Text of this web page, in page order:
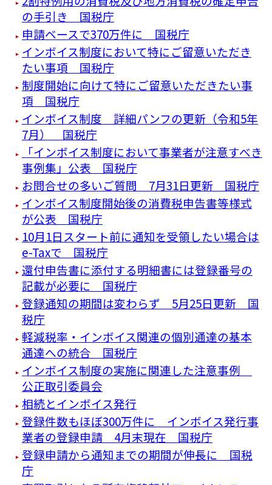
の手引き 国税庁
申請ベースで370万件に 国税庁
インボイス制度において特にご留意いただき
たい事項 国税庁
制度開始に向けて特にご留意いただきたい事
項 国税庁
インボイス制度 詳細パンフの更新（令和5年
7月） 国税庁
「インボイス制度において事業者が注意すべき
事例集」公表 国税庁
お問合せの多いご質問 7月31日更新 国税庁
インボイス制度開始後の消費税申告書等様式
が公表 国税庁
10月1日スタート前に通知を受領したい場合は
e-Taxで 国税庁
還付申告書に添付する明細書には登録番号の
記載が必要に 国税庁
登録通知の期間は変わらず 5月25日更新 国
税庁
軽減税率・インボイス関連の個別通達の基本
通達への統合 国税庁
インボイス制度の実施に関連した注意事例
公正取引委員会
相続とインボイス発行
登録件数もほぼ300万件に インボイス発行事
業者の登録申請 4月末現在 国税庁
登録申請から通知までの期間が伸長に 国税
庁